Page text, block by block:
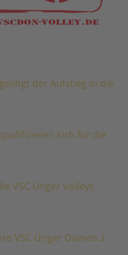
der Aufstieg in die
sich für die
VSC Unger Volleys
VSC Unger Damen 2